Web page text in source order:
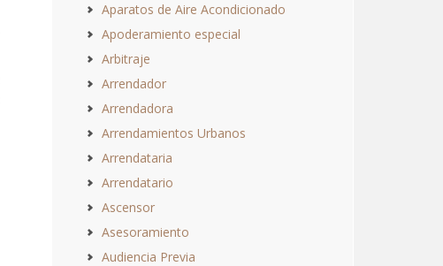
Aparatos de Aire Acondicionado
Apoderamiento especial
Arbitraje
Arrendador
Arrendadora
Arrendamientos Urbanos
Arrendataria
Arrendatario
Ascensor
Asesoramiento
Audiencia Previa